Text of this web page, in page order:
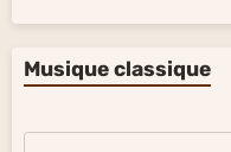
Musique classique